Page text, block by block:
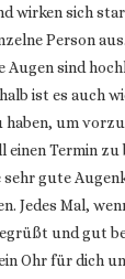
wirken sich
Person
Augen sind
ist es auch
um
Termin zu
sehr gute
Jedes Mal,
und gut
Ohr für dich